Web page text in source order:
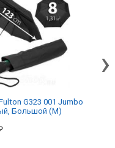
G323 001 Jumbo
Большой (M)
›